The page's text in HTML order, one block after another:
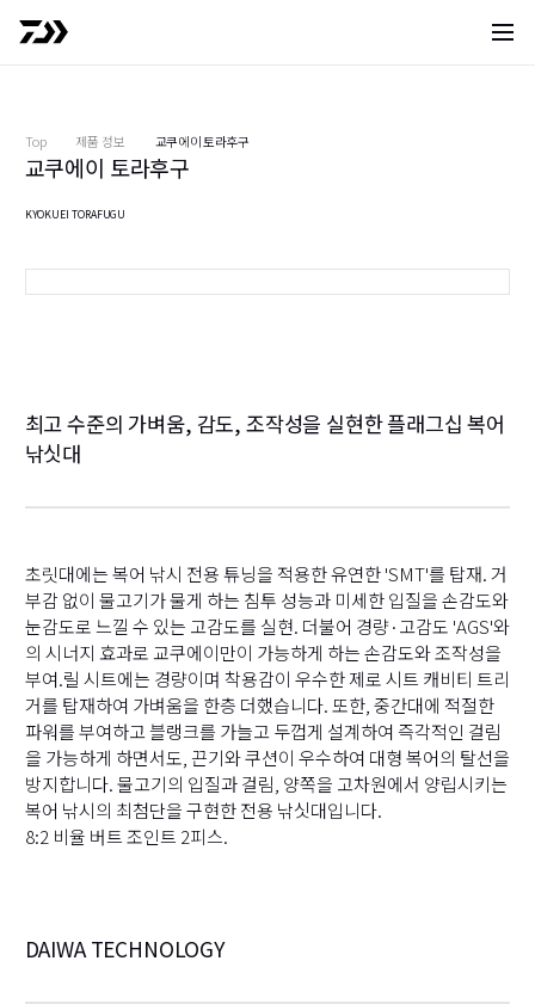
사이
Top 제품 정보 교쿠에이 토라후구
교쿠에이 토라후구
KYOKUEI TORAFUGU
최고 수준의 가벼움, 감도, 조작성을 실현한 플래그십 복어
낚싯대
초릿대에는 복어 낚시 전용 튜닝을 적용한 유연한 'SMT'를 탑재. 거
부감 없이 물고기가 물게 하는 침투 성능과 미세한 입질을 손감도와
눈감도로 느낄 수 있는 고감도를 실현. 더불어 경량·고감도 'AGS'와
의 시너지 효과로 교쿠에이만이 가능하게 하는 손감도와 조작성을
부여.릴 시트에는 경량이며 착용감이 우수한 제로 시트 캐비티 트리
거를 탑재하여 가벼움을 한층 더했습니다. 또한, 중간대에 적절한
파워를 부여하고 블랭크를 가늘고 두껍게 설계하여 즉각적인 걸림
을 가능하게 하면서도, 끈기와 쿠션이 우수하여 대형 복어의 탈선을
방지합니다. 물고기의 입질과 걸림, 양쪽을 고차원에서 양립시키는
복어 낚시의 최첨단을 구현한 전용 낚싯대입니다.
8:2 비율 버트 조인트 2피스.
DAIWA TECHNOLOGY